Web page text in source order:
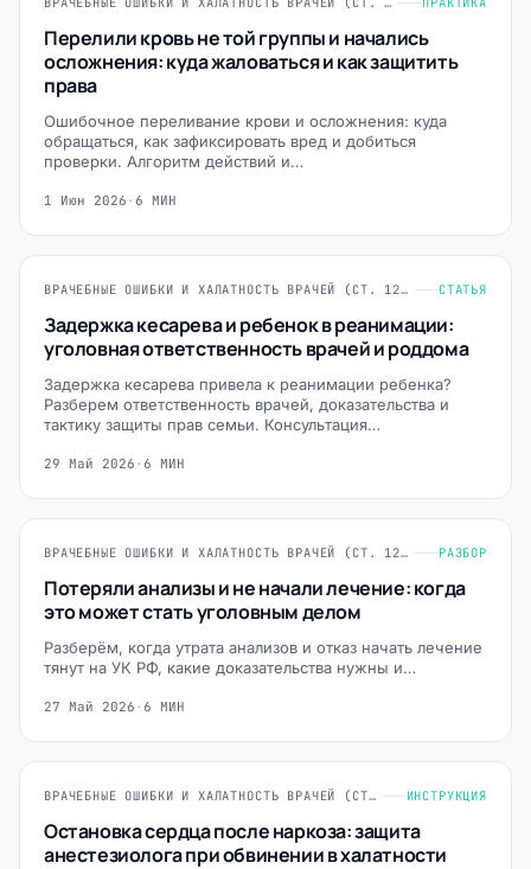
Перелили кровь не той группы и начались
осложнения: куда жаловаться и как защитить
права
Ошибочное переливание крови и осложнения: куда
обращаться, как зафиксировать вред и добиться
проверки. Алгоритм действий и…
1 Июн 2026 · 6 МИН
ВРАЧЕБНЫЕ ОШИБКИ И ХАЛАТНОСТЬ ВРАЧЕЙ (СТ. 124, 235, 293 УК РФ) СТАТЬЯ
Задержка кесарева и ребенок в реанимации:
уголовная ответственность врачей и роддома
Задержка кесарева привела к реанимации ребенка?
Разберем ответственность врачей, доказательства и
тактику защиты прав семьи. Консультация…
29 Май 2026 · 6 МИН
ВРАЧЕБНЫЕ ОШИБКИ И ХАЛАТНОСТЬ ВРАЧЕЙ (СТ. 124, 235, 293 УК РФ) РАЗБОР
Потеряли анализы и не начали лечение: когда
это может стать уголовным делом
Разберём, когда утрата анализов и отказ начать лечение
тянут на УК РФ, какие доказательства нужны и…
27 Май 2026 · 6 МИН
ВРАЧЕБНЫЕ ОШИБКИ И ХАЛАТНОСТЬ ВРАЧЕЙ (СТ. 124, 235, 293 УК РФ) ИНСТРУКЦИЯ
Остановка сердца после наркоза: защита
анестезиолога при обвинении в халатности